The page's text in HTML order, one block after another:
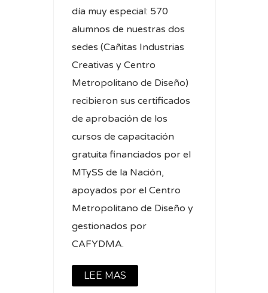
día muy especial: 570
alumnos de nuestras dos
sedes (Cañitas Industrias
Creativas y Centro
Metropolitano de Diseño)
recibieron sus certificados
de aprobación de los
cursos de capacitación
gratuita financiados por el
MTySS de la Nación,
apoyados por el Centro
Metropolitano de Diseño y
gestionados por
CAFYDMA.
LEE MAS